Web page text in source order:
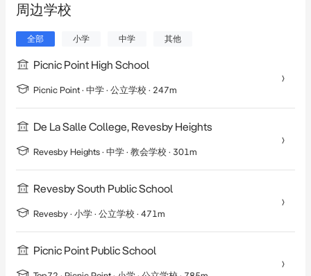
周边学校
全部 小学 中学 其他
Picnic Point High School
Picnic Point · 中学 · 公立学校 · 247m
De La Salle College, Revesby Heights
Revesby Heights · 中学 · 教会学校 · 301m
Revesby South Public School
Revesby · 小学 · 公立学校 · 471m
Picnic Point Public School